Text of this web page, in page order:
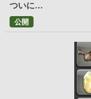
ついに…
公開